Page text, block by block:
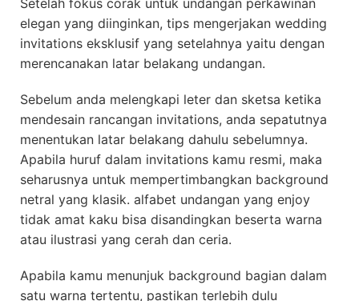
Setelah fokus corak untuk undangan perkawinan
elegan yang diinginkan, tips mengerjakan wedding
invitations eksklusif yang setelahnya yaitu dengan
merencanakan latar belakang undangan.
Sebelum anda melengkapi leter dan sketsa ketika
mendesain rancangan invitations, anda sepatutnya
menentukan latar belakang dahulu sebelumnya.
Apabila huruf dalam invitations kamu resmi, maka
seharusnya untuk mempertimbangkan background
netral yang klasik. alfabet undangan yang enjoy
tidak amat kaku bisa disandingkan beserta warna
atau ilustrasi yang cerah dan ceria.
Apabila kamu menunjuk background bagian dalam
satu warna tertentu, pastikan terlebih dulu